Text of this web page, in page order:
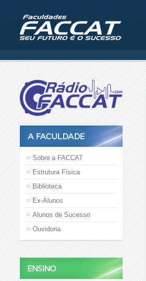
A FACULDADE
Sobre a FACCAT
Estrutura Física
Biblioteca
Ex-Alunos
Alunos de Sucesso
Ouvidoria
ENSINO